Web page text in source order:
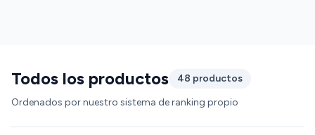
Todos los productos
48 productos
Ordenados por nuestro sistema de ranking propio